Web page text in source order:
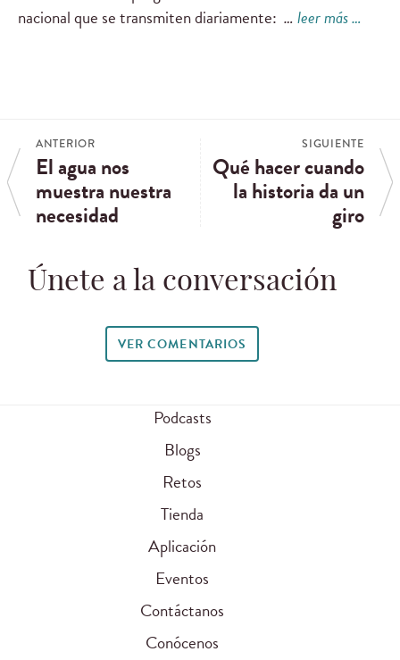
nacional que se transmiten diariamente: …leer más …
ANTERIOR
El agua nos
muestra nuestra
necesidad
SIGUIENTE
Qué hacer cuando
la historia da un
giro
Únete a la conversación
VER COMENTARIOS
Podcasts
Blogs
Retos
Tienda
Aplicación
Eventos
Contáctanos
Conócenos